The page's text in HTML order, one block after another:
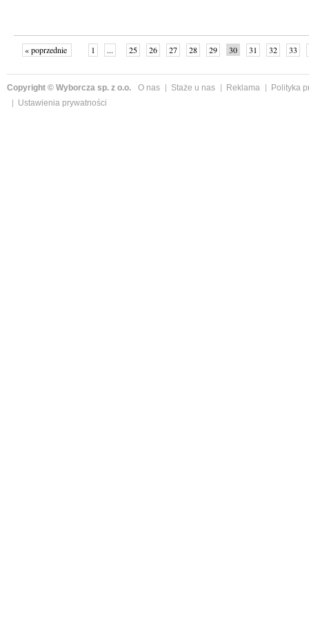
« poprzednie 1 ... 25 26 27 28 29 30 31 32 33
Copyright © Wyborcza sp. z o.o. O nas Staże u nas Reklama
Polityka
Ustawienia prywatności